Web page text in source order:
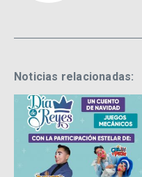
Noticias relacionadas: